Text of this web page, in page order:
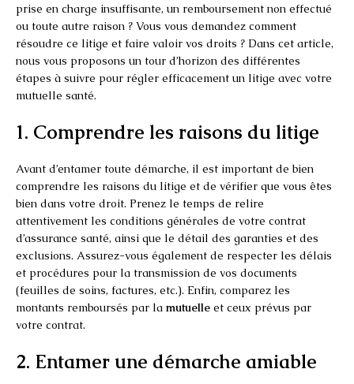
prise en charge insuffisante, un remboursement non effectué
ou toute autre raison ? Vous vous demandez comment
résoudre ce litige et faire valoir vos droits ? Dans cet article,
nous vous proposons un tour d’horizon des différentes
étapes à suivre pour régler efficacement un litige avec votre
mutuelle santé.
1. Comprendre les raisons du litige
Avant d’entamer toute démarche, il est important de bien
comprendre les raisons du litige et de vérifier que vous êtes
bien dans votre droit. Prenez le temps de relire
attentivement les conditions générales de votre contrat
d’assurance santé, ainsi que le détail des garanties et des
exclusions. Assurez-vous également de respecter les délais
et procédures pour la transmission de vos documents
(feuilles de soins, factures, etc.). Enfin, comparez les
montants remboursés par la mutuelle et ceux prévus par
votre contrat.
2. Entamer une démarche amiable